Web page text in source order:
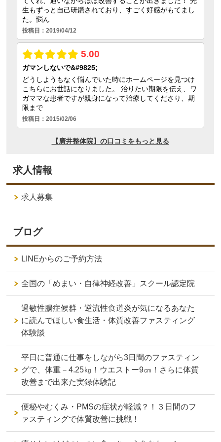
求人情報
求人募集
ブログ
LINEからのご予約方法
全国の「めまい・自律神経改善」スクール認定院
過敏性腸症候群・逆流性食道炎が気になるあなた
に読んでほしい食生活・体質改善ファスティング
体験談
平日に普通に仕事をしながら3日間のファスティン
グで、体重－4.25㎏！ウエストー9㎝！さらに体質
改善まで出来た実録体験記
便秘やむくみ・PMSの症状が軽減？！３日間のフ
ァスティングで体質改善に挑戦！